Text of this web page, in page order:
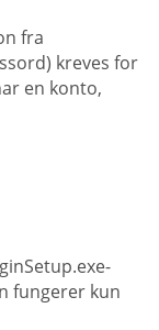
fra
kreves for
en konto,
fungerer kun